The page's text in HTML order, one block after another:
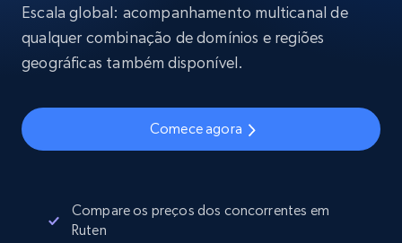
Escala global: acompanhamento multicanal de
qualquer combinação de domínios e regiões
geográficas também disponível.
Comece agora
Compare os preços dos concorrentes em
Ruten